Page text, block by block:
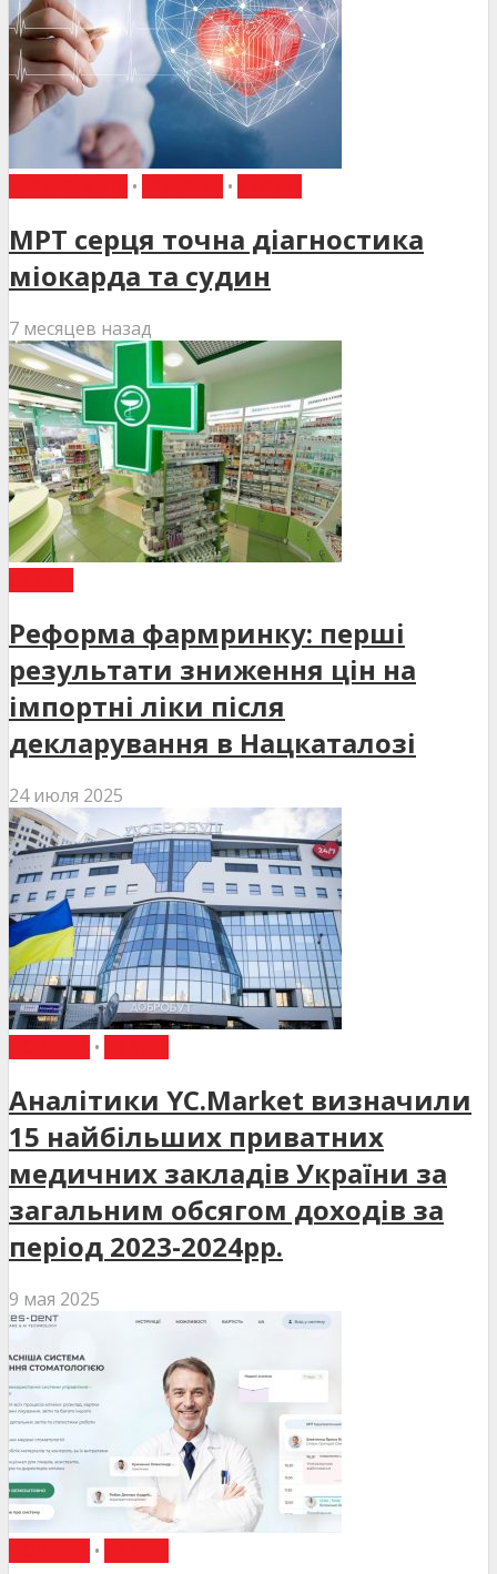
• •
МРТ серця точна діагностика
міокарда та судин
7 месяцев назад
Реформа фармринку: перші
результати зниження цін на
імпортні ліки після
декларування в Нацкаталозі
24 июля 2025
•
Аналітики YC.Market визначили
15 найбільших приватних
медичних закладів України за
загальним обсягом доходів за
період 2023-2024рр.
9 мая 2025
•